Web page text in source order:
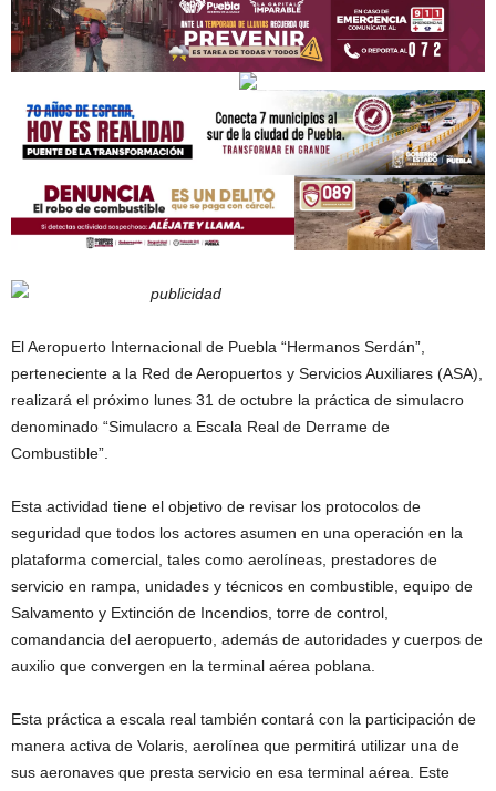
El Aeropuerto Internacional de Puebla “Hermanos Serdán”,
perteneciente a la Red de Aeropuertos y Servicios Auxiliares (ASA),
realizará el próximo lunes 31 de octubre la práctica de simulacro
denominado “Simulacro a Escala Real de Derrame de
Combustible”.
Esta actividad tiene el objetivo de revisar los protocolos de
seguridad que todos los actores asumen en una operación en la
plataforma comercial, tales como aerolíneas, prestadores de
servicio en rampa, unidades y técnicos en combustible, equipo de
Salvamento y Extinción de Incendios, torre de control,
comandancia del aeropuerto, además de autoridades y cuerpos de
auxilio que convergen en la terminal aérea poblana.
Esta práctica a escala real también contará con la participación de
manera activa de Volaris, aerolínea que permitirá utilizar una de
sus aeronaves que presta servicio en esa terminal aérea. Este